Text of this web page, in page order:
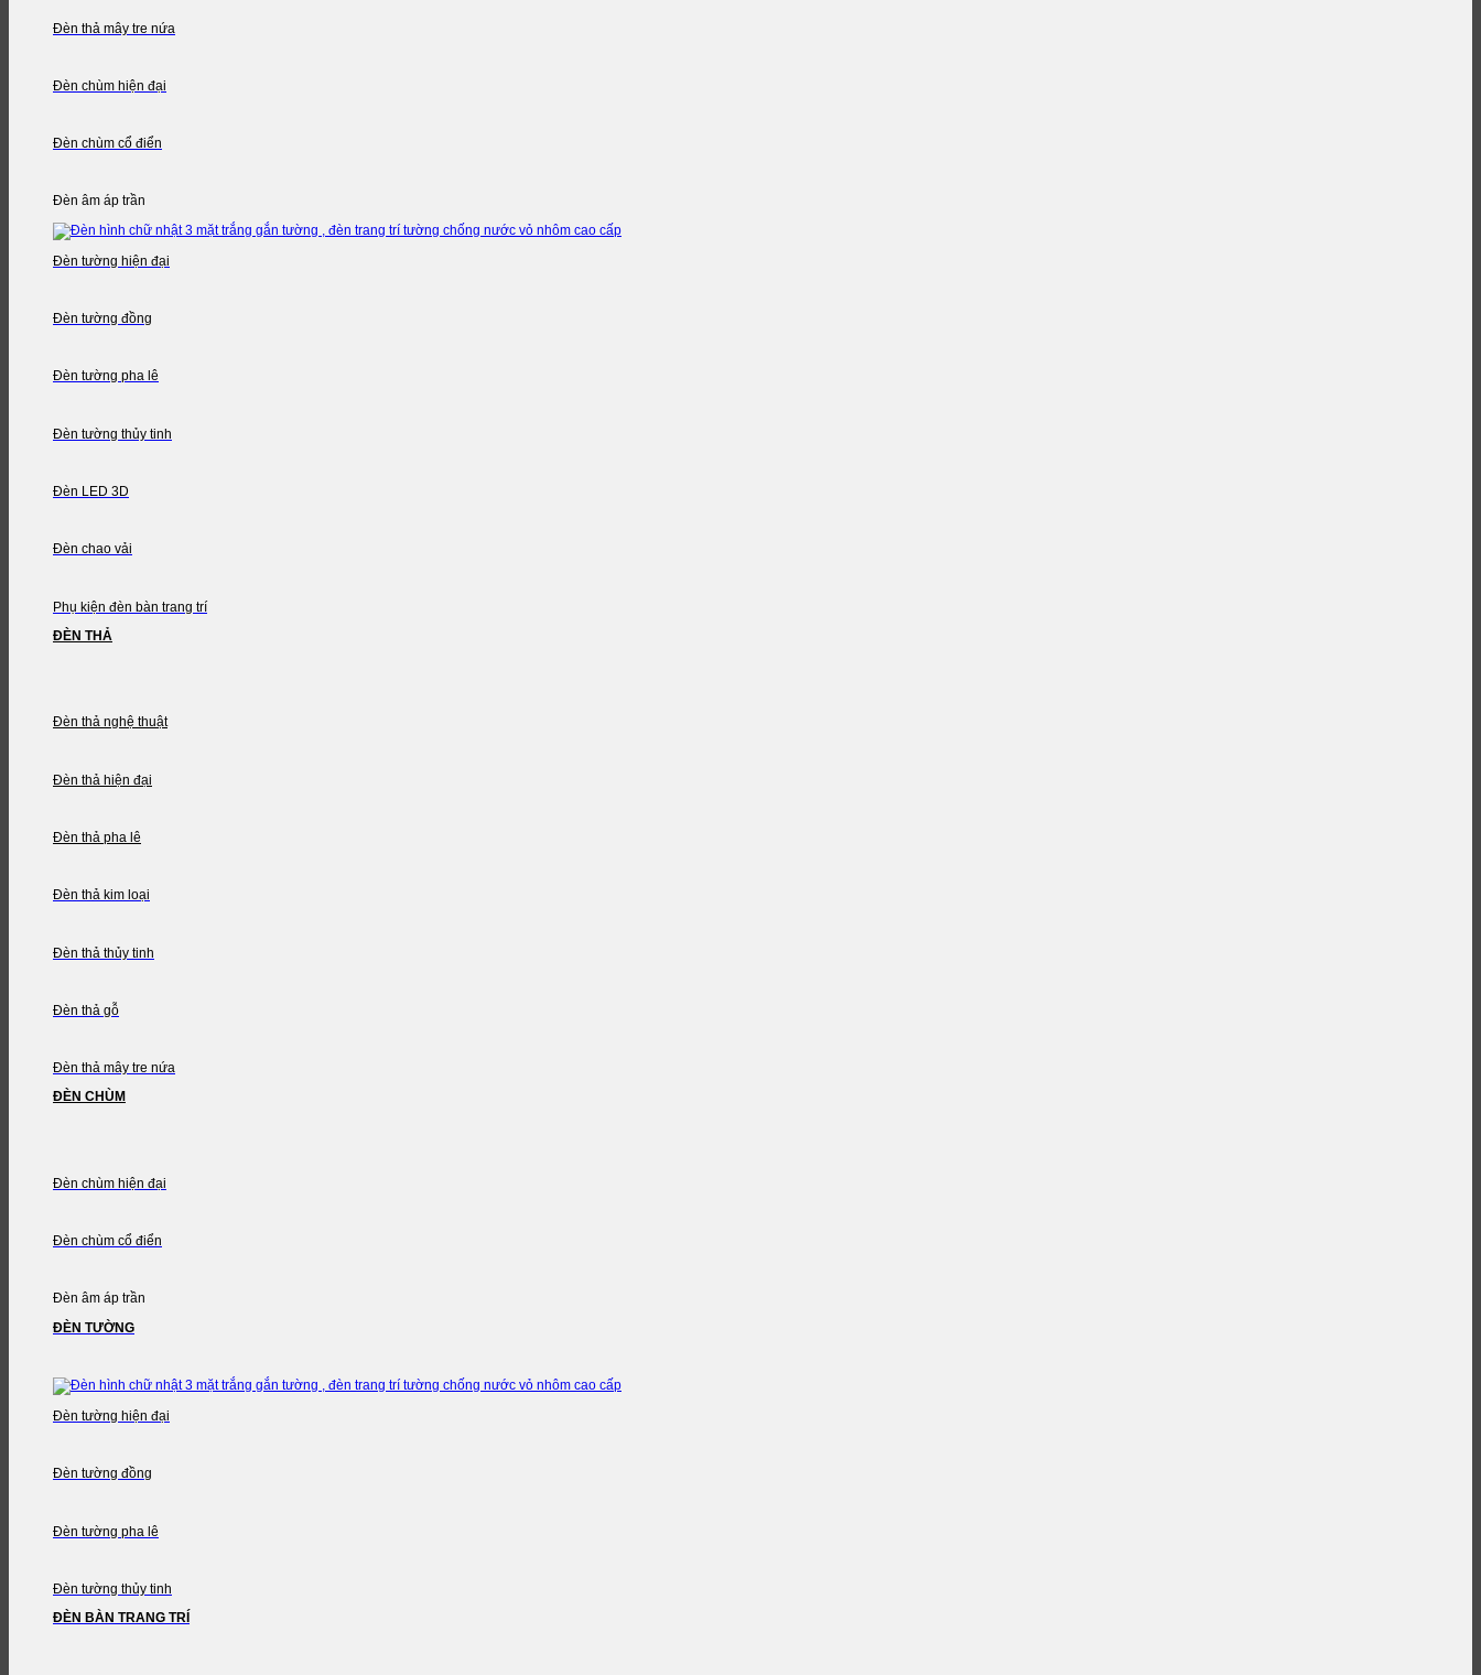
Đèn thả mây tre nứa
Đèn chùm hiện đại
Đèn chùm cổ điển
Đèn âm áp trần
Đèn tường hiện đại
Đèn tường đồng
Đèn tường pha lê
Đèn tường thủy tinh
Đèn LED 3D
Đèn chao vải
Phụ kiện đèn bàn trang trí
ĐÈN THẢ
Đèn thả nghệ thuật
Đèn thả hiện đại
Đèn thả pha lê
Đèn thả kim loại
Đèn thả thủy tinh
Đèn thả gỗ
Đèn thả mây tre nứa
ĐÈN CHÙM
Đèn chùm hiện đại
Đèn chùm cổ điển
Đèn âm áp trần
ĐÈN TƯỜNG
Đèn tường hiện đại
Đèn tường đồng
Đèn tường pha lê
Đèn tường thủy tinh
ĐÈN BÀN TRANG TRÍ